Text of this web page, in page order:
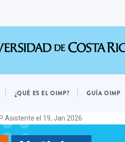
¿QUÉ ES EL OIMP? GUÍA OIMP
Asistente el 19, Jan 2026